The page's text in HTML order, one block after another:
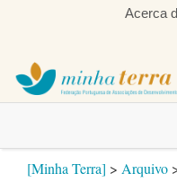
Acerca
[Minha Terra] > Arquivo